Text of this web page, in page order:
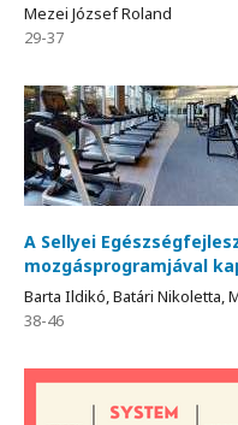
Mezei József Roland
29-37
A Sellyei
mozgásprogramjával
Barta Ildikó, Batári Nikoletta,
38-46